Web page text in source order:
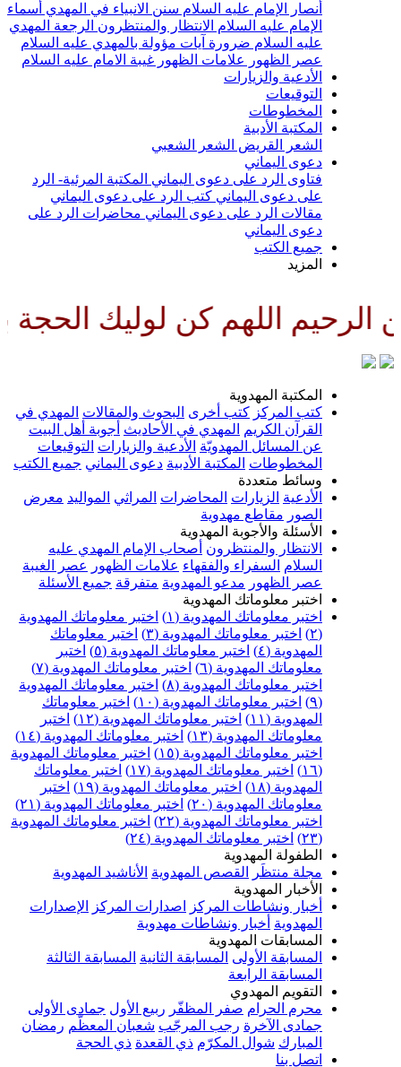
الإمام عليه السلامسنن الانبياء في المهديأسماء
عليه السلامالانتظار والمنتظرونالرجعةالمهدي
السلام ضرورة آيات مؤولة بالمهدي عليه السلام
علامات الظهورغيبة الامام عليه السلام
والزيارات
الأدبية
الشعر الشعبي
اليماني
الرد على دعوى اليماني المكتبة المرئية- الرد
دعوى اليماني كتب الرد على دعوى اليماني
الرد على دعوى اليماني محاضرات الرد على
كن لوليك الحجة بن الحسن
المهدوية
كتب أخرى البحوث والمقالات المهدي في
المهدي في الأحاديث أجوبة أهل البيت
المسائل المهدويّة الأدعية والزيارات التوقيعات
المكتبة الأدبية دعوى اليماني جميع الكتب
متعددة
الزيارات المحاضرات المراثي المواليد معرض
مقاطع مهدوية
والأجوبة المهدوية
والمنتظرون أصحاب الإمام المهدي عليه
السفراء والفقهاء علامات الظهور عصر الغيبة
مدعو المهدوية متفرقة جميع الأسئلة
معلوماتك المهدوية
معلوماتك المهدوية (١)
اختبر معلوماتك المهدوية
اختبر معلوماتك المهدوية (٣)
اختبر معلوماتك
اختبر معلوماتك المهدوية (٥)
اختبر
المهدوية (٦)
اختبر معلوماتك المهدوية (٧)
معلوماتك المهدوية (٨)
اختبر معلوماتك المهدوية
اختبر معلوماتك المهدوية (١٠)
اختبر معلوماتك
اختبر معلوماتك المهدوية (١٢)
اختبر
المهدوية (١٣)
اختبر معلوماتك المهدوية (١٤)
معلوماتك المهدوية (١٥)
اختبر معلوماتك المهدوية
اختبر معلوماتك المهدوية (١٧)
اختبر معلوماتك
اختبر معلوماتك المهدوية (١٩)
اختبر
المهدوية (٢٠)
اختبر معلوماتك المهدوية (٢١)
معلوماتك المهدوية (٢٢)
اختبر معلوماتك المهدوية
اختبر معلوماتك المهدوية (٢٤)
المهدوية
منتظَر
القصص المهدوية الأناشيد المهدوية
المهدوية
ونشاطات المركز اصدارات المركز الإصدارات
أخبار ونشاطات مهدوية
المهدوية
الأولى المسابقة الثانية المسابقة الثالثة
الرابعة
المهدوي
الحرام
صفر المظفّر ربيع الأول جمادى الأولى
رجب المرجّب شعبان المعظّم رمضان
شوال المكرّم ذي القعدة ذي الحجة